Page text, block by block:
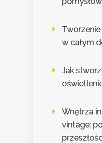
w całym
Jak
Wnętrza
vintage: